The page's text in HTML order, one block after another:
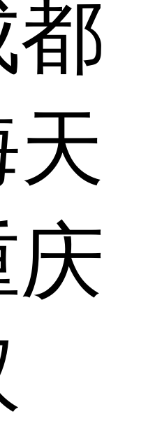
都
天
庆